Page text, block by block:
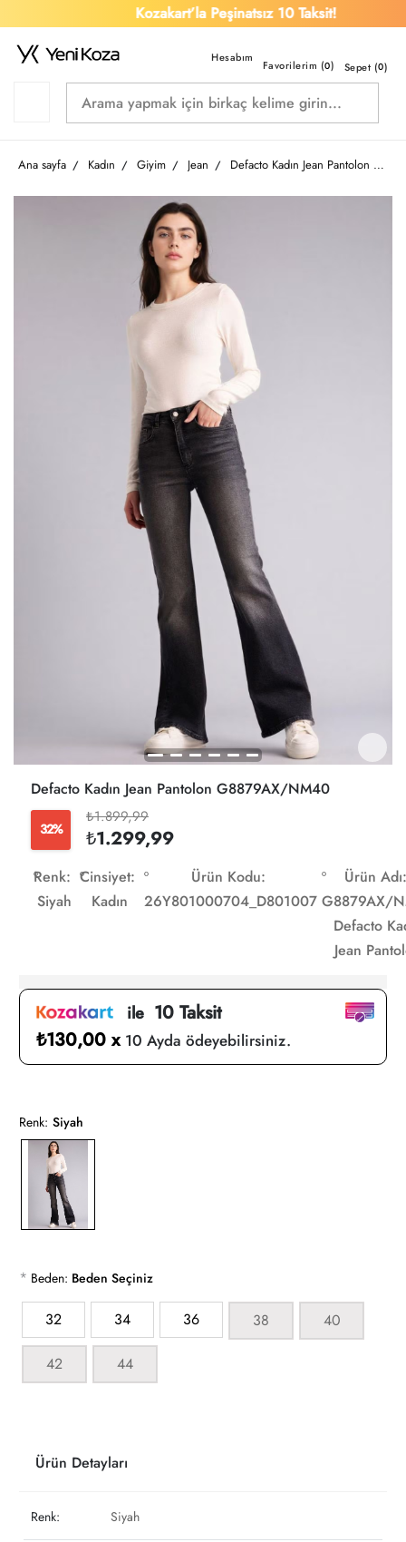
Kozakart’la Peşinatsız 10 Taksit!
Favorilerim (0) Sepet (0)
Ana sayfa Kadın Giyim Jean Defacto Kadın Jean Pantolon G8879AX/NM40
Defacto Kadın Jean Pantolon G8879AX/NM40
32%
₺1.899,99
₺1.299,99
Renk:
Siyah
Cinsiyet:
Kadın
Ürün Kodu:
26Y801000704_D801007
Ürün Adı:
G8879AX/
Defacto
Jean
ile10 Taksit
₺130,00 x 10 Ayda ödeyebilirsiniz.
Renk: Siyah
* Beden: Beden Seçiniz
32 34 36 38 40
42 44
Ürün Detayları
Renk: Siyah